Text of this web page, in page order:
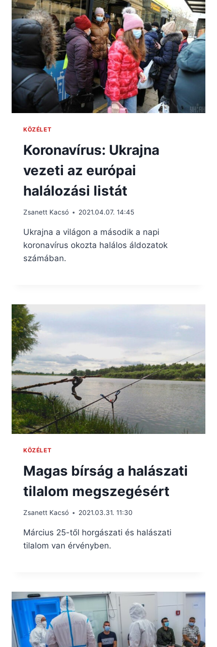
KÖZÉLET
Koronavírus: Ukrajna
vezeti az európai
halálozási listát
Zsanett Kacsó 2021.04.07. 14:45
Ukrajna a világon a második a napi
koronavírus okozta halálos áldozatok
számában.
KÖZÉLET
Magas bírság a halászati
tilalom megszegésért
Zsanett Kacsó 2021.03.31. 11:30
Március 25-től horgászati és halászati
tilalom van érvényben.